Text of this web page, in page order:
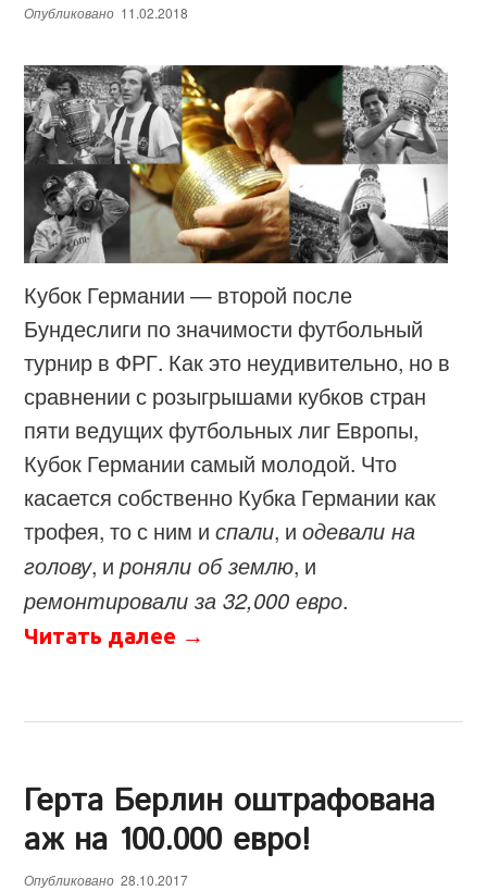
Опубликовано 11.02.2018
Кубок Германии — второй после
Бундеслиги по значимости футбольный
турнир в ФРГ. Как это неудивительно, но в
сравнении с розыгрышами кубков стран
пяти ведущих футбольных лиг Европы,
Кубок Германии самый молодой. Что
касается собственно Кубка Германии как
трофея, то с ним испали, иодевали на
голову, ироняли об землю, и
ремонтировали за 32,000 евро.
Читать далее →
Герта Берлин оштрафована
аж на 100.000 евро!
Опубликовано 28.10.2017